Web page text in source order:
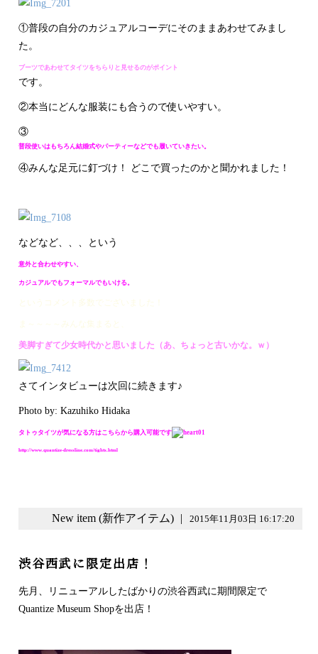
①普段の自分のカジュアルコーデにそのままあわせてみまし
た。
ブーツであわせてタイツをちらりと見せるのがポイント
です。
②本当にどんな服装にも合うので使いやすい。
③
普段使いはもちろん結婚式やパーティーなどでも履いていきたい。
④みんな足元に釘づけ！ どこで買ったのかと聞かれました！
などなど、、、という
意外と合わせやすい、
カジュアルでもフォーマルでもいける。
というコメント多数でございました！
ま～～～～みんな集まると、
美脚すぎて少女時代かと思いました（あ、ちょっと古いかな。ｗ）
さてインタビューは次回に続きます♪
Photo by: Kazuhiko Hidaka
タトゥタイツが気になる方はこちらから購入可能です
http://www.quantize-dressline.com/tights.html
New item (新作アイテム) | 2015年11月03日 16:17:20
渋谷西武に限定出店！
先月、リニューアルしたばかりの渋谷西武に期間限定で
Quantize Museum Shopを出店！